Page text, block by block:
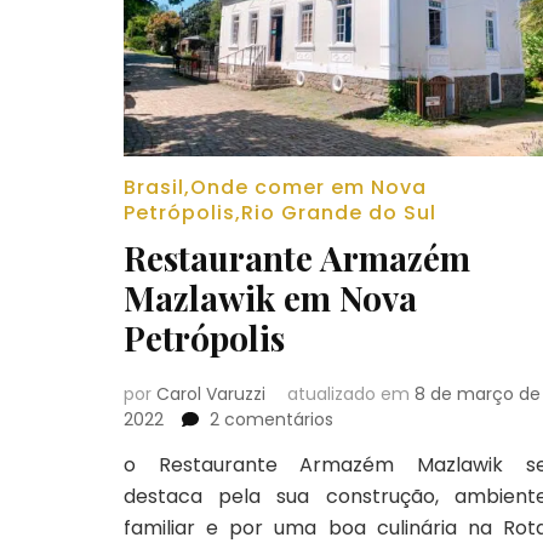
Brasil,Onde comer em Nova
Petrópolis,Rio Grande do Sul
Restaurante Armazém
Mazlawik em Nova
Petrópolis
por Carol Varuzzi atualizado em 8 de março de
2022
2 comentários
Armazém
Mazlawik
em
o Restaurante Armazém Mazlawik
destaca pela sua construção,
familiar e por uma boa culinária na